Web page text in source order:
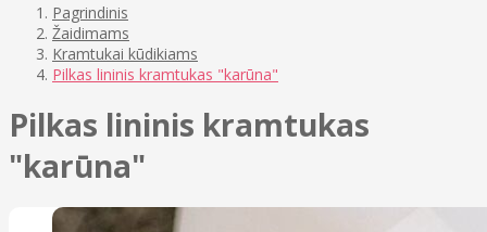
Pagrindinis
Žaidimams
Kramtukai kūdikiams
Pilkas lininis kramtukas "karūna"
Pilkas lininis kramtukas
"karūna"